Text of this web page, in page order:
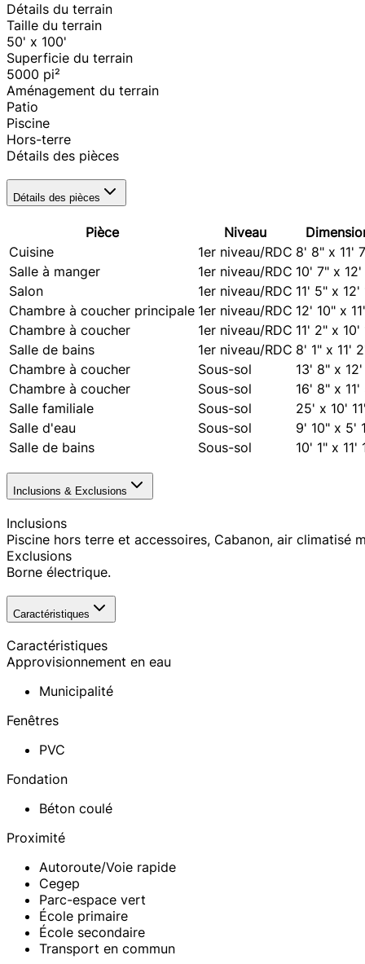
Détails du terrain
Taille du terrain
50' x 100'
Superficie du terrain
5000 pi²
Aménagement du terrain
Patio
Piscine
Hors-terre
Détails des pièces
Détails des pièces
Pièce Niveau
Cuisine
1er niveau/RDC 8' 8" x 11'
Salle à manger
1er niveau/RDC 10' 7" x 12'
Salon
1er niveau/RDC 11' 5" x 12'
Chambre à coucher principale 1er niveau/RDC 12' 10" x
Chambre à coucher
1er niveau/RDC 11' 2" x 10'
Salle de bains
1er niveau/RDC 8' 1" x 11'
Chambre à coucher
Sous-sol 13' 8" x 12'
Chambre à coucher
Sous-sol 16' 8" x 11'
Salle familiale
Sous-sol 25' x 10'
Salle d'eau
Sous-sol 9' 10" x 5'
Salle de bains
Sous-sol 10' 1" x 11'
Inclusions & Exclusions
Inclusions
Piscine hors terre et accessoires, Cabanon, air climatisé
Exclusions
Borne électrique.
Caractéristiques
Caractéristiques
Approvisionnement en eau
Municipalité
Fenêtres
PVC
Fondation
Béton coulé
Proximité
Autoroute/Voie rapide
Cegep
Parc-espace vert
École primaire
École secondaire
Transport en commun